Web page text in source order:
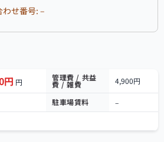
わせ番号: –
円 円 管理費 / 共益
費 / 雑費 4,900円
駐車場賃料
–